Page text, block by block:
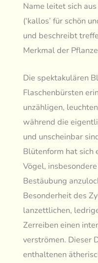
Name leitet sich
(‘kallos’ für schön
und beschreibt
Merkmal der
Die spektakulären
Flaschenbürsten
unzähligen,
während die
und unscheinbar
Blütenform hat sich
Vögel,
Bestäubung
Besonderheit des
lanzettlichen,
Zerreiben einen
verströmen. Dieser
enthaltenen